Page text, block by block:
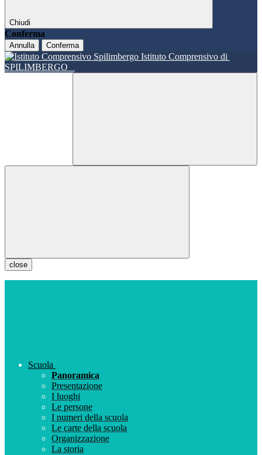
Chiudi
Conferma
Annulla Conferma
Istituto Comprensivo di
SPILIMBERGO
close
Scuola
Panoramica
Presentazione
I luoghi
Le persone
I numeri della scuola
Le carte della scuola
Organizzazione
La storia